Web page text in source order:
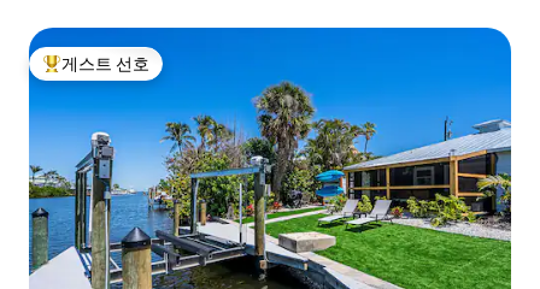
상위 게스트 선호
게스트 선호